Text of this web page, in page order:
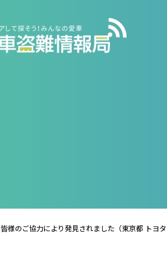
皆様のご協力により発見されました（東京都 トヨ